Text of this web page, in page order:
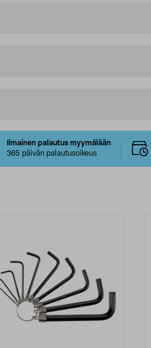
Ilmainen palautus myymälään
365 päivän palautusoikeus